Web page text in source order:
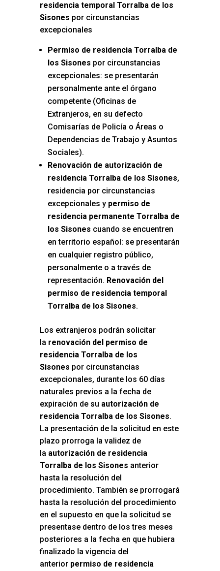
residencia temporal Torralba de los
Sisones por circunstancias
excepcionales
Permiso de residencia Torralba de
los Sisones por circunstancias
excepcionales: se presentarán
personalmente ante el órgano
competente (Oficinas de
Extranjeros, en su defecto
Comisarías de Policía o Áreas o
Dependencias de Trabajo y Asuntos
Sociales).
Renovación de autorización de
residencia Torralba de los Sisones,
residencia por circunstancias
excepcionales y permiso de
residencia permanente Torralba de
los Sisones cuando se encuentren
en territorio español: se presentarán
en cualquier registro público,
personalmente o a través de
representación. Renovación del
permiso de residencia temporal
Torralba de los Sisones.
Los extranjeros podrán solicitar
la renovación del permiso de
residencia Torralba de los
Sisones por circunstancias
excepcionales, durante los 60 días
naturales previos a la fecha de
expiración de su autorización de
residencia Torralba de los Sisones.
La presentación de la solicitud en este
plazo prorroga la validez de
la autorización de residencia
Torralba de los Sisones anterior
hasta la resolución del
procedimiento. También se prorrogará
hasta la resolución del procedimiento
en el supuesto en que la solicitud se
presentase dentro de los tres meses
posteriores a la fecha en que hubiera
finalizado la vigencia del
anterior permiso de residencia